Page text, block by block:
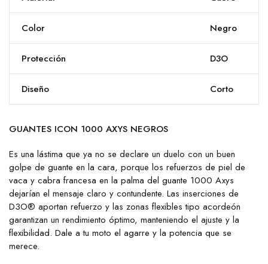
Color Negro
Protección D3O
Diseño Corto
GUANTES ICON 1000 AXYS NEGROS
Es una lástima que ya no se declare un duelo con un buen
golpe de guante en la cara, porque los refuerzos de piel de
vaca y cabra francesa en la palma del guante 1000 Axys
dejarían el mensaje claro y contundente. Las inserciones de
D3O® aportan refuerzo y las zonas flexibles tipo acordeón
garantizan un rendimiento óptimo, manteniendo el ajuste y la
flexibilidad. Dale a tu moto el agarre y la potencia que se
merece.